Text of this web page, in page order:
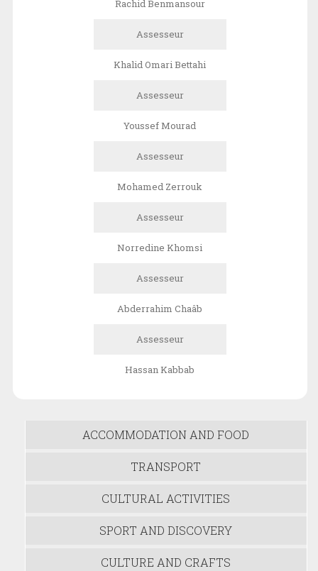
Rachid Benmansour
Assesseur
Khalid Omari Bettahi
Assesseur
Youssef Mourad
Assesseur
Mohamed Zerrouk
Assesseur
Norredine Khomsi
Assesseur
Abderrahim Chaâb
Assesseur
Hassan Kabbab
ACCOMMODATION AND FOOD
TRANSPORT
CULTURAL ACTIVITIES
SPORT AND DISCOVERY
CULTURE AND CRAFTS